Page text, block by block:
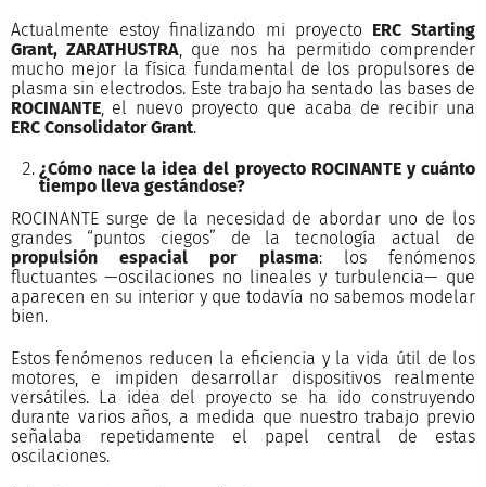
Actualmente estoy finalizando mi proyecto ERC Starting
Grant, ZARATHUSTRA, que nos ha permitido comprender
mucho mejor la física fundamental de los propulsores de
plasma sin electrodos. Este trabajo ha sentado las bases de
ROCINANTE, el nuevo proyecto que acaba de recibir una
ERC Consolidator Grant.
¿Cómo nace la idea del proyecto ROCINANTE y cuánto
tiempo lleva gestándose?
ROCINANTE surge de la necesidad de abordar uno de los
grandes “puntos ciegos” de la tecnología actual de
propulsión espacial por plasma: los fenómenos
fluctuantes —oscilaciones no lineales y turbulencia— que
aparecen en su interior y que todavía no sabemos modelar
bien.
Estos fenómenos reducen la eficiencia y la vida útil de los
motores, e impiden desarrollar dispositivos realmente
versátiles. La idea del proyecto se ha ido construyendo
durante varios años, a medida que nuestro trabajo previo
señalaba repetidamente el papel central de estas
oscilaciones.